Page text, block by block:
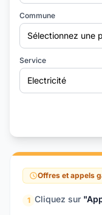
Commune
Sélectionnez une
Service
Electricité
Offres et appels
1 Cliquez sur